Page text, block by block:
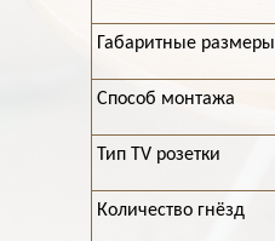
Габаритные размеры
Способ монтажа
Тип TV розетки
Количество гнёзд